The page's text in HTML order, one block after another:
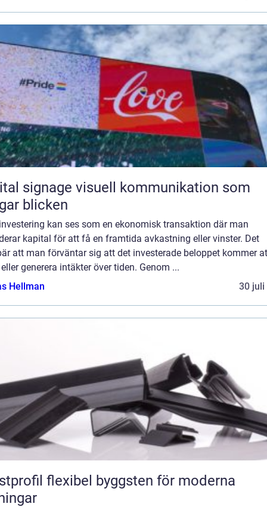
visuell kommunikation som
blicken
kan ses som en ekonomisk transaktion där man
kapital för att få en framtida avkastning eller vinster. Det
att man förväntar sig att det investerade beloppet kommer
generera intäkter över tiden. Genom ...
Hellman
30 juli
byggsten för moderna